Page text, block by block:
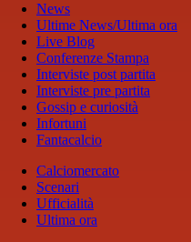
News
Ultime News/Ultima ora
Live Blog
Conferenze Stampa
Interviste post partita
Interviste pre partita
Gossip e curiosità
Infortuni
Fantacalcio
Calciomercato
Scenari
Ufficialità
Ultima ora